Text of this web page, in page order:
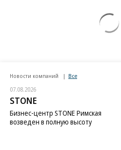
Новости компаний Все
07.08.2026
STONE
Бизнес-центр STONE Римская
возведен в полную высоту